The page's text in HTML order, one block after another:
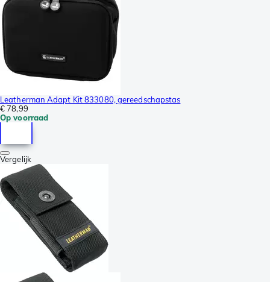
Leatherman Adapt Kit 833080, gereedschapstas
€ 78,99
Op voorraad
Vergelijk